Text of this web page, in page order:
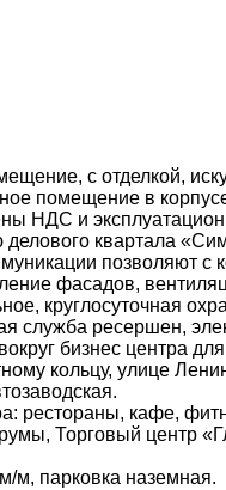
с отделкой,
помещение в
НДС и
делового квартала
позволяют с
фасадов,
круглосуточная
служба ресершен,
бизнес центра
кольцу, улице
рестораны, кафе,
Торговый центр
м, парковка наземная.